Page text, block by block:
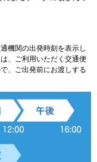
機関の出発時刻を表示し
、ご利用いただく交通便
、ご出発前にお渡しする